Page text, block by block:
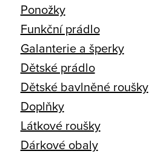
Ponožky
Funkční prádlo
Galanterie a šperky
Dětské prádlo
Dětské bavlněné roušky
Doplňky
Látkové roušky
Dárkové obaly